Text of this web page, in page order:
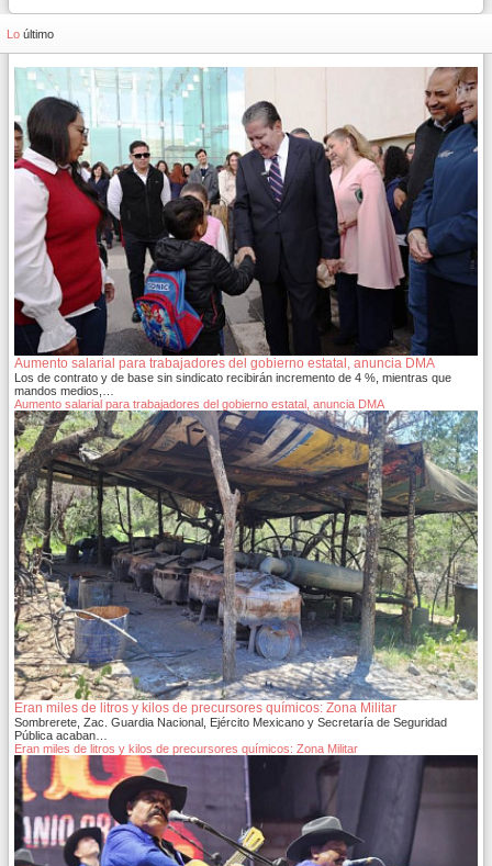
Lo último
Aumento salarial para trabajadores del gobierno estatal, anuncia DMA
Los de contrato y de base sin sindicato recibirán incremento de 4 %, mientras que
mandos medios,…
Aumento salarial para trabajadores del gobierno estatal, anuncia DMA
Eran miles de litros y kilos de precursores químicos: Zona Militar
Sombrerete, Zac. Guardia Nacional, Ejército Mexicano y Secretaría de Seguridad
Pública acaban…
Eran miles de litros y kilos de precursores químicos: Zona Militar